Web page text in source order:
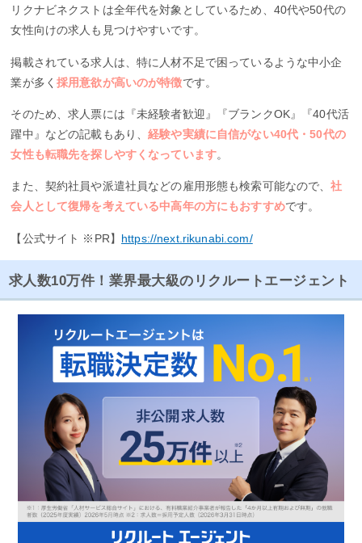
リクナビネクストは全年代を対象としているため、40代や50代の
女性向けの求人も見つけやすいです。
掲載されている求人は、特に人材不足で困っているような中小企
業が多く採用意欲が高いのが特徴です。
そのため、求人票には『未経験者歓迎』『ブランクOK』『40代活
躍中』などの記載もあり、経験や実績に自信がない40代・50代の
女性も転職先を探しやすくなっています。
また、契約社員や派遣社員などの雇用形態も検索可能なので、社
会人として復帰を考えている中高年の方にもおすすめです。
【公式サイト ※PR】 https://next.rikunabi.com/
求人数10万件！業界最大級のリクルートエージェント